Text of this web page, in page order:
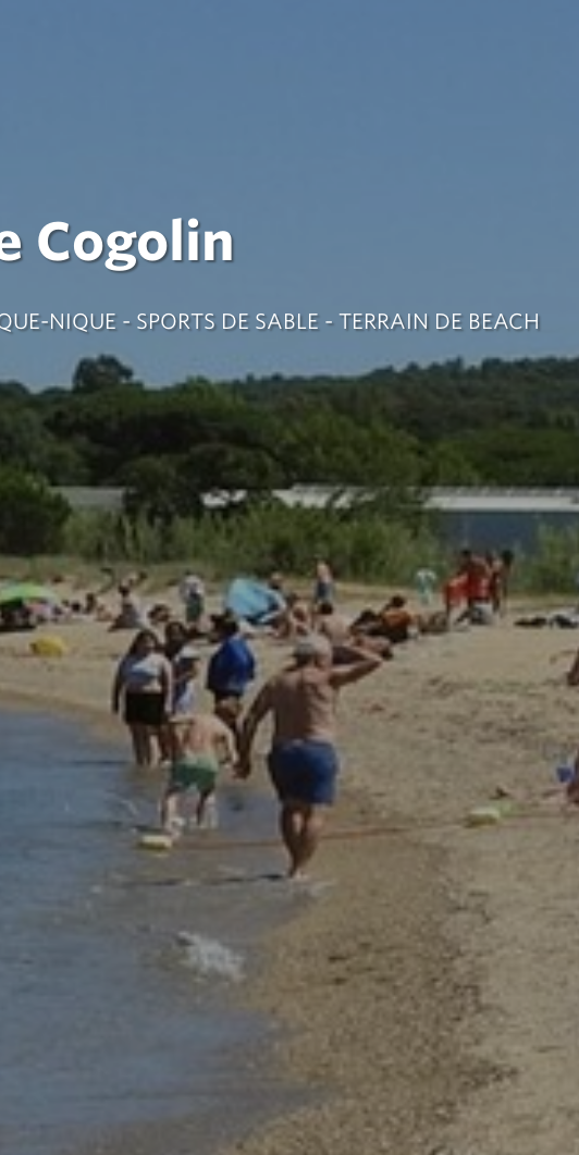
Cogolin
NIQUE - SPORTS DE SABLE - TERRAIN DE BEACH